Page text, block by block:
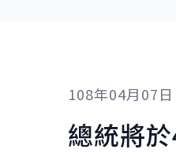
108年04月07日
總統將